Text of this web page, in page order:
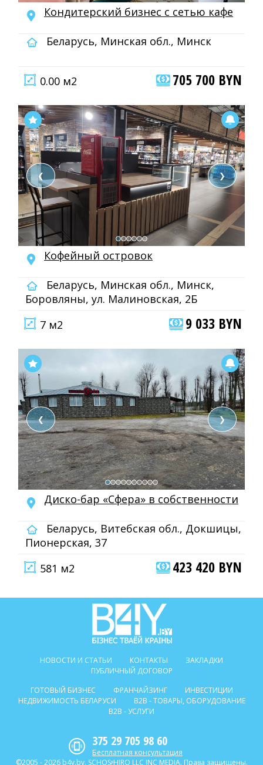
Кондитерский бизнес с сетью кафе
Беларусь, Минская обл., Минск
0.00 м2 705 700 BYN
❮ ❯
Кофейный островок
Беларусь, Минская обл., Минск,
Боровляны, ул. Малиновская, 2Б
7 м2
9 033 BYN
❮ ❯
Диско-бар «Сфера» в собственности
Беларусь, Витебская обл., Докшицы,
Пионерская, 37
581 м2
423 420 BYN
НОВОСТИ И СТАТЬИ КОНТАКТЫ
ЗАКЛАДКИ
ПУБЛИЧНЫЙ ДОГОВОР
ГОТОВЫЙ БИЗНЕС
ФРАНЧАЙЗИНГ
ИНВЕСТИЦИИ
НЕДВИЖИМОСТЬ БЕЛАРУСИ
B2B - ТОВАРЫ, ОБОРУДОВАНИЕ
B2B - УСЛУГИ
375 29 705 98 60
Бесплатная консультация
©2005 - 2026 b4y.by. SCHOSᶳHIRO LLC INC MEDIA. Права защищены.